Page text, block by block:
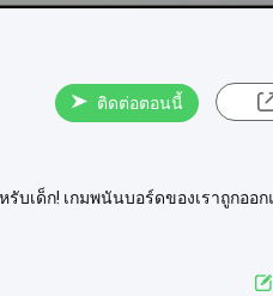
ติดต่อตอนนี้
เด็ก! เกมพนันบอร์ดของเราถูกออก